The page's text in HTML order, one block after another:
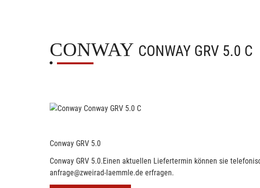
CONWAY CONWAY GRV 5.0 C
Conway GRV 5.0
Conway GRV 5.0.Einen aktuellen Liefertermin können sie
anfrage@zweirad-laemmle.de erfragen.